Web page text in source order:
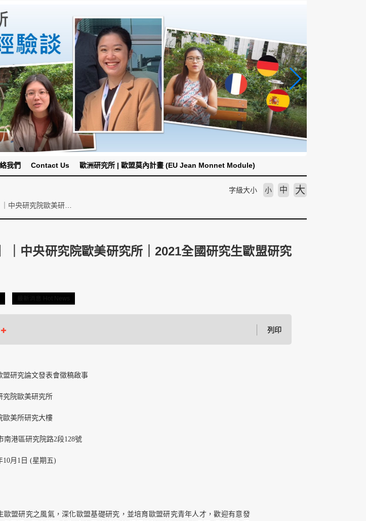
我們 Contact Us 歐洲研究所 | 歐盟莫內計畫 (EU Jean Monnet Module)
字級大小 小 中 大
｜中央研究院歐美研究所｜2021全國研究生歐盟研究
最新消息 Hot News
列印
生歐盟研究論文發表會徵稿啟事
究院歐美研究所
歐美所研究大樓
研究院路2段128號
10月1日 (星期五)
歐盟研究之風氣，深化歐盟基礎研究，並培育歐盟研究青年人才，歡迎有意發